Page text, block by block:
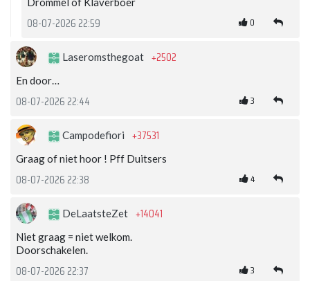
08-07-2026 22:59 0
Laseromsthegoat +2502
En door…
08-07-2026 22:44 3
Campodefiori +37531
Graag of niet hoor ! Pff Duitsers
08-07-2026 22:38 4
DeLaatsteZet +14041
Niet graag = niet welkom.
Doorschakelen.
08-07-2026 22:37 3